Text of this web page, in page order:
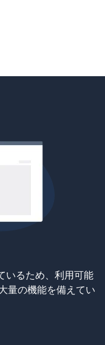
いるため、利用可能
量の機能を備えてい